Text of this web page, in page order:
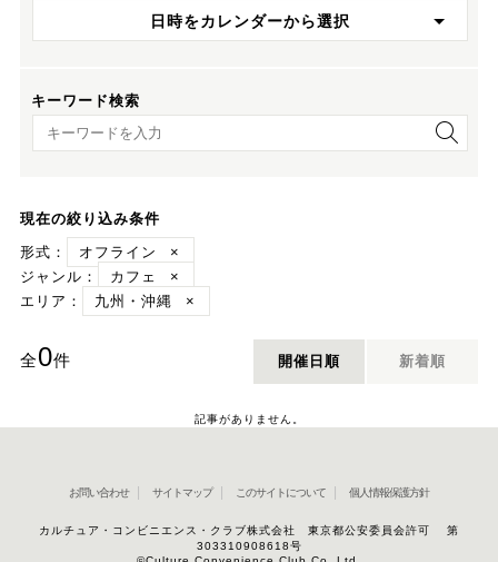
日時をカレンダーから選択
キーワード検索
キーワード検索
現在の絞り込み条件
形式：
オフライン
×
ジャンル：
カフェ
×
エリア：
九州・沖縄 ×
全0件 開催日順 新着順
記事がありません。
お問い合わせ サイトマップ このサイトについて 個人情報保護方針
カルチュア・コンビニエンス・クラブ株式会社 東京都公安委員会許可 第
303310908618号